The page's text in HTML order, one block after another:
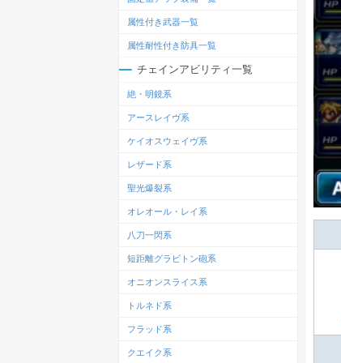
属性付き武器一覧
属性耐性付き防具一覧
チェインアビリティ一覧
絶・明鏡系
アースレイヴ系
ケイオスウェイヴ系
レザード系
聖光爆裂系
オレオール・レイ系
八刀一閃系
短距離グラビトン砲系
オニオンスライス系
トルネド系
フラッド系
クエイク系